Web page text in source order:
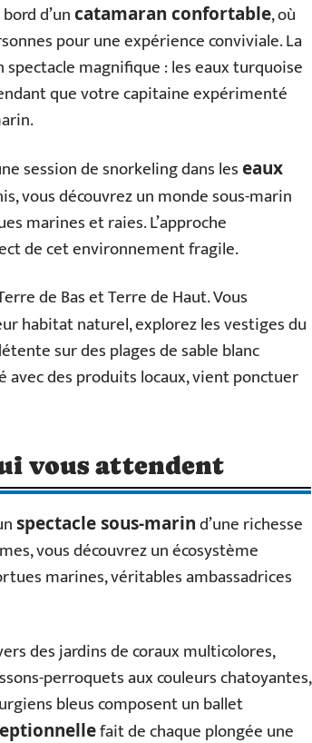
d’uncatamaran confortable, où
pour une expérience conviviale. La
magnifique : les eaux turquoise
que votre capitaine expérimenté
session de snorkeling dans leseaux
vous découvrez un monde sous-marin
marines et raies. L’approche
de cet environnement fragile.
de Bas et Terre de Haut. Vous
habitat naturel, explorez les vestiges du
sur des plages de sable blanc
avec des produits locaux, vient ponctuer
vous attendent
spectacle sous-marind’une richesse
vous découvrez un écosystème
marines, véritables ambassadrices
des jardins de coraux multicolores,
perroquets aux couleurs chatoyantes,
bleus composent un ballet
fait de chaque plongée une